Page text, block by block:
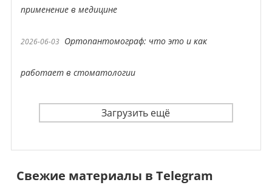
применение в медицине
2026-06-03 Ортопантомограф: что это и как
работает в стоматологии
Загрузить ещё
Свежие материалы в Telegram